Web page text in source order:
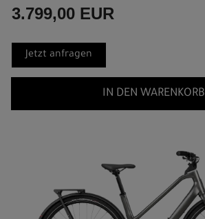
3.799,00 EUR
Jetzt anfragen
IN DEN WARENKORB